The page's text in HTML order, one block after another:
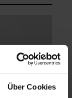
Über Cookies